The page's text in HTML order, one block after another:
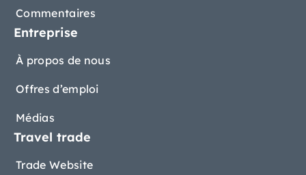
Commentaires
Entreprise
À propos de nous
Offres d’emploi
Médias
Travel trade
Trade Website